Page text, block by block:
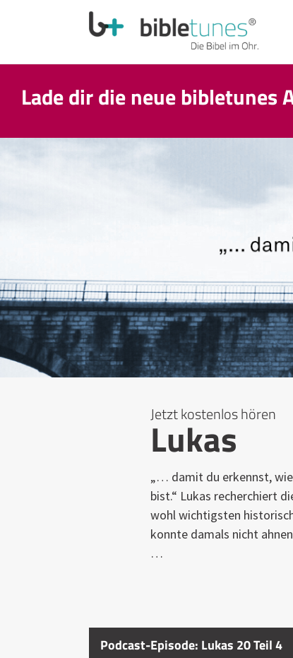
Lade dir die neue bibletunes
Jetzt kostenlos hören
Lukas
„… damit du erkennst,
bist.“ Lukas recherchiert
wohl wichtigsten
konnte damals nicht
…
Podcast-Episode: Lukas 20 Teil 4